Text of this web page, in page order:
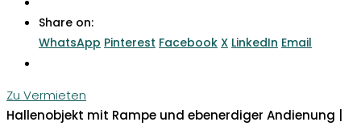
Share on:
WhatsApp Pinterest Facebook X LinkedIn Email
Zu Vermieten
Hallenobjekt mit Rampe und ebenerdiger Andienung |